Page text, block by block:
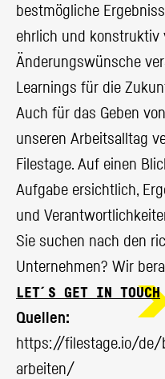
bestmögliche
ehrlich und konstruktiv
Änderungswünsche
Learnings für die
Auch für das Geben
unseren Arbeitsalltag
Filestage. Auf einen
Aufgabe ersichtlich,
und
Sie suchen nach den
Unternehmen? Wir
LET´S GET IN TOUCH
Quellen:
https://filestage.io/de/
arbeiten/